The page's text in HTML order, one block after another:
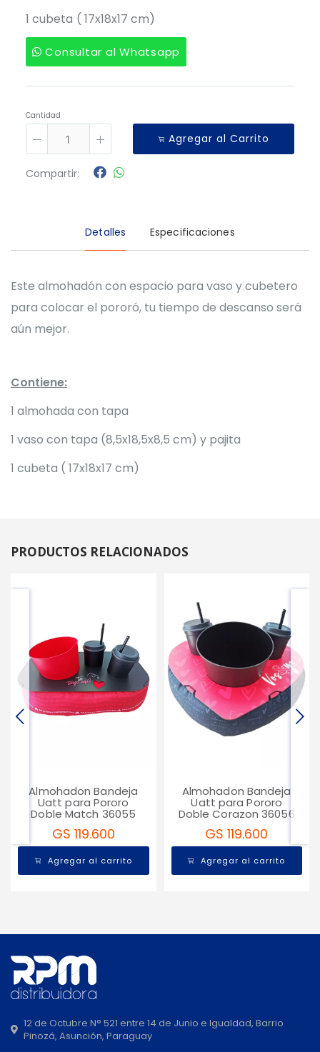
1 cubeta ( 17x18x17 cm)
Consultar al Whatsapp
Cantidad
Agregar al Carrito
Compartir:
Detalles Especificaciones
Este almohadón con espacio para vaso y cubetero
para colocar el pororó, tu tiempo de descanso será
aún mejor.
Contiene:
1 almohada con tapa
1 vaso con tapa (8,5x18,5x8,5 cm) y pajita
1 cubeta ( 17x18x17 cm)
PRODUCTOS RELACIONADOS
Almohadon Bandeja
Uatt para Pororo
Doble Match 36055
GS 119.600
Agregar al carrito
Almohadon Bandeja
Uatt para Pororo
Doble Corazon 36056
GS 119.600
Agregar al carrito
12 de Octubre N° 521 entre 14 de Junio e Igualdad, Barrio
Pinozá, Asunción, Paraguay